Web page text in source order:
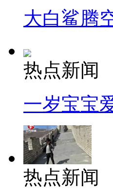
大白鲨腾
热点新闻
一岁宝宝
热点新闻